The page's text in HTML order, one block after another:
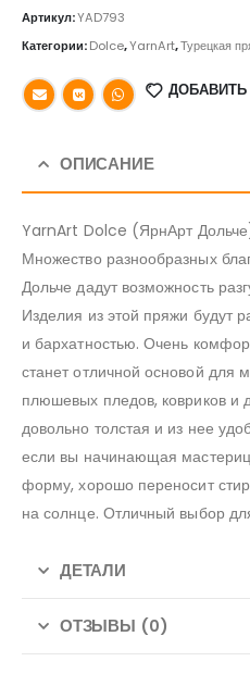
Артикул:YAD793
Категории:Dolce,YarnArt,Турецкая
ОПИСАНИЕ
YarnArt Dolce (ЯрнАрт
Множество разнообразных
Дольче дадут возможность
Изделия из этой пряжи будут
и бархатностью. Очень
станет отличной основой для
плюшевых пледов, ковриков и
довольно толстая и из нее
если вы начинающая
форму, хорошо переносит
на солнце. Отличный выбор
ДЕТАЛИ
ОТЗЫВЫ (0)